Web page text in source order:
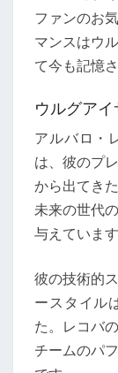
ファンのお
マンスはウ
て今も記憶
ウルグア
アルバロ・
は、彼のプ
から出てき
未来の世代
与えています
彼の技術的
ースタイル
た。レコバ
チームのパ